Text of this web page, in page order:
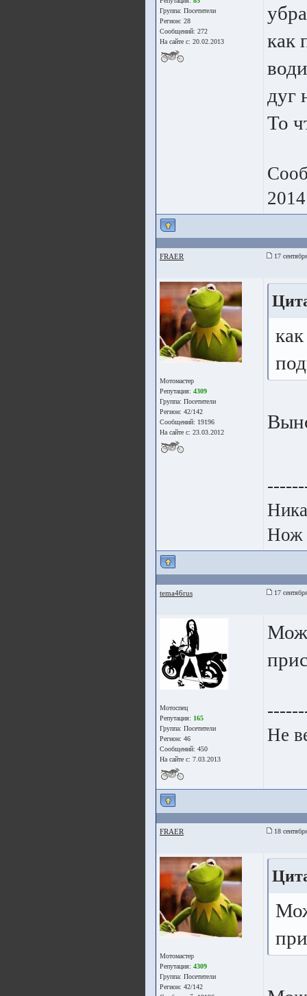
Группа: Посетители
Регион: 28
Сообщений: 272
На сайте с: 20.02.2013
как
дуг
То
FRAER 17
Мотомастер
Репутация: 4309
Группа: Посетители
Регион: 42/142
Сообщений: 19196
На сайте с: 23.03.2012
Нож
tema46rus 17
Мотоспец
Репутация: 165
Группа: Посетители
Регион: 46
Сообщений: 450
На сайте с: 7.03.2013
Не
FRAER 18
Мотомастер
Репутация: 4309
Группа: Посетители
Регион: 42/142